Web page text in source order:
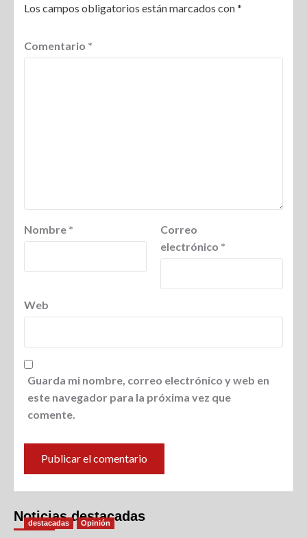
Los campos obligatorios están marcados con*
Comentario *
Nombre *
Correo
electrónico *
Web
Guarda mi nombre, correo electrónico y web en
este navegador para la próxima vez que
comente.
Noticias destacadas
destacadas Opinión